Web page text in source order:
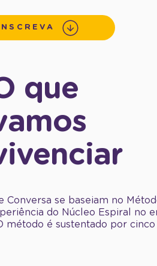
que
Conversa se baseiam no
do Núcleo Espiral no
método é sustentado por cinco